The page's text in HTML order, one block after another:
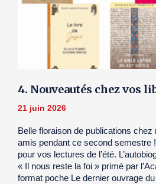
4. Nouveautés chez vos
21 juin 2026
Belle floraison de publications
amis pendant ce second semestre
pour vos lectures de l’été.
« Il nous reste la foi » primé par
format poche Le dernier ouvrage